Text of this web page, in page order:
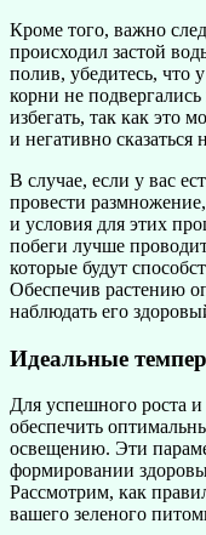
Кроме того, важно
происходил застой
полив, убедитесь, что
корни не
избегать, так как это
и негативно сказаться
В случае, если у вас
провести
и условия для этих
побеги лучше
которые будут
Обеспечив растению
наблюдать его
Идеальные
Для успешного роста
обеспечить
освещению. Эти
формировании
Рассмотрим, как
вашего зеленого